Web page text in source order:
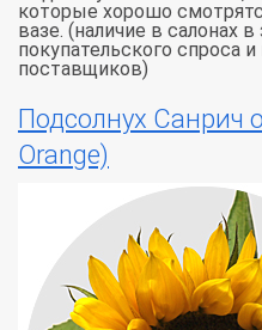
которые хорошо
вазе. (наличие в салонах
покупательского спроса
поставщиков)
Подсолнух Санрич
Orange)